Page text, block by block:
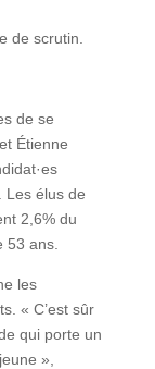
de scrutin.
de se
Étienne
Les élus de
2,6% du
53 ans.
les
« C’est sûr
qui porte un
»,